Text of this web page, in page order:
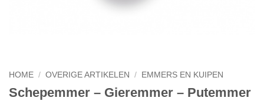
HOME / OVERIGE ARTIKELEN / EMMERS EN KUIPEN
Schepemmer – Gieremmer – Putemmer